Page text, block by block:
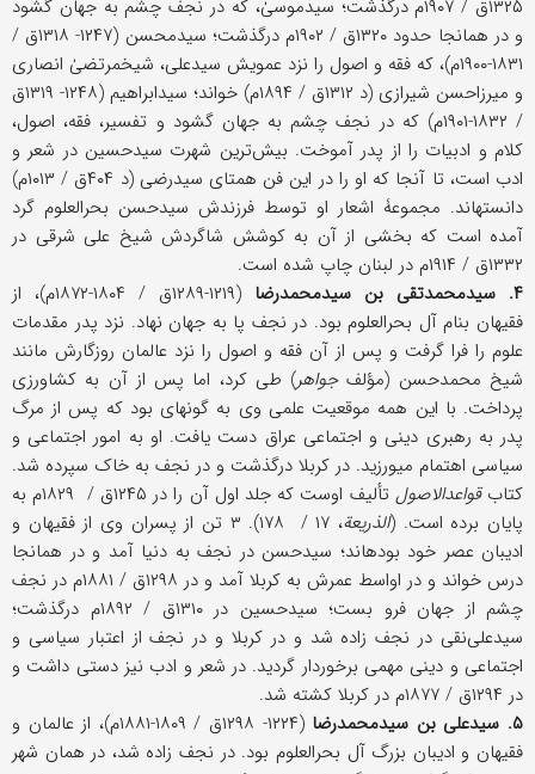
۱۳۲۵ق / ۱۹۰۷م درگذشت؛ سیدموسیٰ، که در نجف چشم به جهان گشود
و در همانجا حدود ۱۳۲۰ق / ۱۹۰۲م درگذشت؛ سیدمحسن (۱۲۴۷- ۱۳۱۸ق /
۱۸۳۱-۱۹۰۰م)، که فقه و اصول را نزد عمویش سیدعلی، شیخ‎مرتضیٰ انصاری
و میرزاحسن شیرازی (د ۱۳۱۲ق / ۱۸۹۴م) خواند؛ سیدابراهیم (۱۲۴۸- ۱۳۱۹ق
/ ۱۸۳۲-۱۹۰۱م) که در نجف چشم به جهان گشود و تفسیر، فقه، اصول،
کلام و ادبیات را از پدر آموخت. بیش‌ترین شهرت سیدحسین در شعر و
ادب است، تا آنجا که او را در این فن همتای سیدرضی (د ۴۰۴ق / ۱۰۱۳م)
دانسته‎اند. مجموعۀ اشعار او توسط فرزندش سیدحسن بحرالعلوم گرد
آمده است که بخشی از آن به کوشش شاگردش شیخ علی شرقی در
۱۳۳۲ق / ۱۹۱۴م در لبنان چاپ شده است.
۴. سیدمحمدتقی بن سیدمحمدرضا
(۱۲۱۹-۱۲۸۹ق / ۱۸۰۴-۱۸۷۲م)، از
فقیهان بنام آل بحرالعلوم بود. در نجف پا به جهان نهاد. نزد پدر مقدمات
علوم را فرا گرفت و پس از آن فقه و اصول را نزد عالمان روزگارش مانند
شیخ محمدحسن (مؤلفجواهر) طی کرد، اما پس از آن به کشاورزی
پرداخت. با این همه موقعیت علمی وی به گونه‎ای بود که پس از مرگ
پدر به رهبری دینی و اجتماعی عراق دست یافت. او به امور اجتماعی و
سیاسی اهتمام می‎ورزید. در کربلا درگذشت و در نجف به خاک سپرده شد.
کتابقواعدالاصول
تألیف اوست که جلد اول آن را در ۱۲۴۵ق / ۱۸۲۹م به
پایان برده است. (الذریعة
، ۱۷ / ۱۷۸). ۳ تن از پسران وی از فقیهان و
ادیبان عصر خود بوده‎اند؛ سیدحسن در نجف به دنیا آمد و در همانجا
درس خواند و در اواسط عمرش به کربلا آمد و در ۱۲۹۸ق / ۱۸۸۱م در نجف
چشم از جهان فرو بست؛ سیدحسین در ۱۳۱۰ق / ۱۸۹۲م درگذشت؛
سیدعلی‌نقی در نجف زاده شد و در کربلا و در نجف از اعتبار سیاسی و
اجتماعی و دینی مهمی برخوردار گردید. در شعر و ادب نیز دستی داشت و
در ۱۲۹۴ق / ۱۸۷۷م در کربلا کشته شد.
۵. سیدعلی بن سیدمحمدرضا
(۱۲۲۴- ۱۲۹۸ق / ۱۸۰۹-۱۸۸۱م)، از عالمان و
فقیهان و ادیبان بزرگ آل بحرالعلوم بود. در نجف زاده شد، در همان شهر